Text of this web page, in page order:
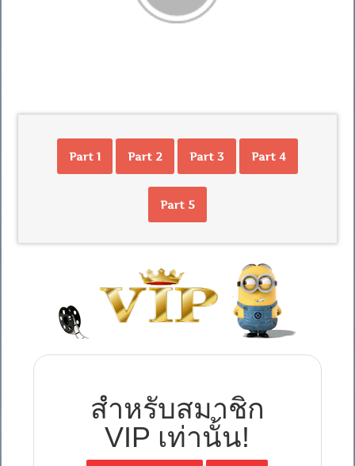
Part 1 Part 2 Part 3 Part 4
Part 5
สำหรับสมาชิก
VIP เท่านั้น!